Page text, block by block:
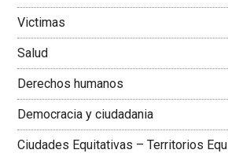
Victimas
Salud
Derechos humanos
Democracia y ciudadania
Ciudades Equitativas – Territorios